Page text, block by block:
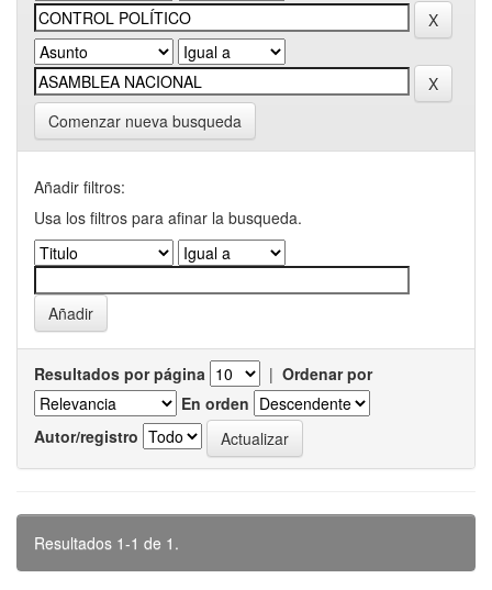
Comenzar nueva busqueda
Añadir filtros:
Usa los filtros para afinar la busqueda.
Resultados por página | Ordenar por
En orden
Autor/registro
Resultados 1-1 de 1.